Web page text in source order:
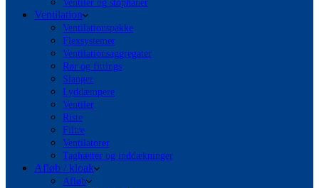
Ventiler og stophaner
Ventilation
Ventilationspakke
Flexsystemer
Ventilationsaggregater
Rør og fittings
Slanger
Lyddæmpere
Ventiler
Riste
Filtre
Ventilatorer
Taghætter og inddækninger
Afløb / kloak
Afløb